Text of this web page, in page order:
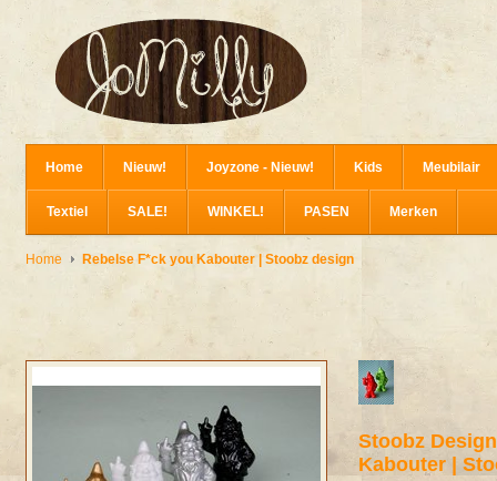
Home Nieuw! Joyzone - Nieuw! Kids Meubilair
Textiel SALE! WINKEL! PASEN Merken
Home Rebelse F*ck you Kabouter | Stoobz design
Stoobz
Kabouter |